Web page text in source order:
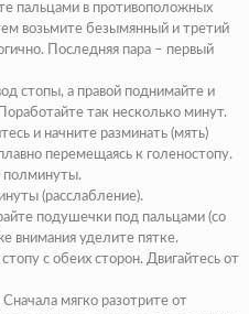
пальцами в противоположных
возьмите безымянный и третий
Последняя пара – первый
стопы, а правой поднимайте и
так несколько минут.
и начните разминать (мять)
перемещаясь к голеностопу.
полминуты.
(расслабление).
подушечки под пальцами (со
внимания уделите пятке.
с обеих сторон. Двигайтесь от
мягко разотрите от